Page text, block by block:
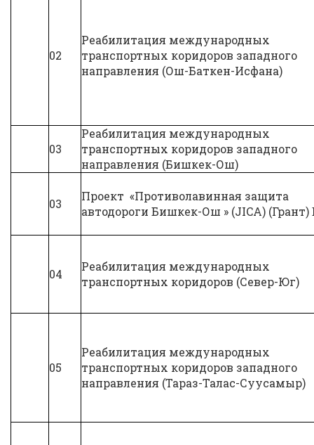
02
Реабилитация международных
транспортных коридоров западного
направления (Ош-Баткен-Исфана)
03
Реабилитация международных
транспортных коридоров западного
направления (Бишкек-Ош)
03
Проект «Противолавинная защита
автодороги Бишкек-Ош » (JICA) (Грант)
04
Реабилитация международных
транспортных коридоров (Север-Юг)
05
Реабилитация международных
транспортных коридоров западного
направления (Тараз-Талас-Суусамыр)